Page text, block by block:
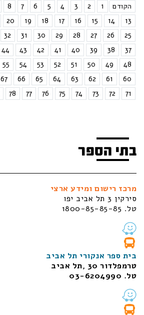
הקודם 1
2
3
4
5
6
7
8
13
14
15
16
17
18
19
20
25
26
27
28
29
30
31
32
37
38
39
40
41
42
43
44
48
49
50
51
52
53
54
55
60
61
62
63
64
65
66
67
71
72
73
74
75
76
77
78
בתי הספר
מרכז רישום ומידע ארצי
סירקין 3 תל אביב יפו
טל. 1800-85-85-85
בית ספר אנקורי תל אביב
טרמפלדור 30 ,תל אביב
טל. 03-6204990